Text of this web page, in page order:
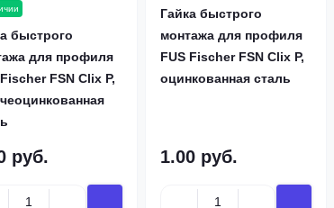
быстрого
для профиля
FSN Clix P,
руб.
Гайка быстрого
монтажа для профиля
FUS Fischer FSN Clix P,
оцинкованная сталь
1.00 руб.